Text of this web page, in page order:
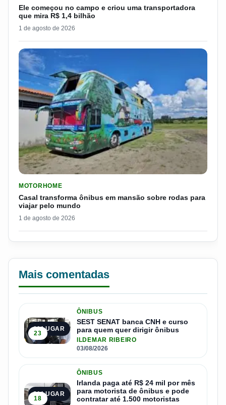
Ele começou no campo e criou uma transportadora
que mira R$ 1,4 bilhão
1 de agosto de 2026
MOTORHOME
Casal transforma ônibus em mansão sobre rodas para
viajar pelo mundo
1 de agosto de 2026
Mais comentadas
1º LUGAR
23
ÔNIBUS
SEST SENAT banca CNH e curso
para quem quer dirigir ônibus
ILDEMAR RIBEIRO
03/08/2026
2º LUGAR
18
ÔNIBUS
Irlanda paga até R$ 24 mil por mês
para motorista de ônibus e pode
contratar até 1.500 motoristas